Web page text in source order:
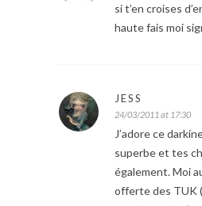
si t’en croises
haute fais moi
JESS
24/03/2011 at 17:30
J’adore ce
superbe et tes
également. Moi
offerte des TUK